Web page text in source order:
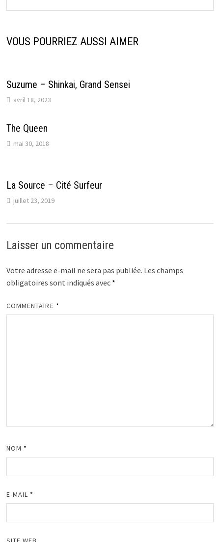
VOUS POURRIEZ AUSSI AIMER
Suzume – Shinkai, Grand Sensei
avril 18, 2023
The Queen
mai 30, 2018
La Source – Cité Surfeur
juillet 23, 2019
Laisser un commentaire
Votre adresse e-mail ne sera pas publiée. Les champs
obligatoires sont indiqués avec *
COMMENTAIRE *
NOM *
E-MAIL *